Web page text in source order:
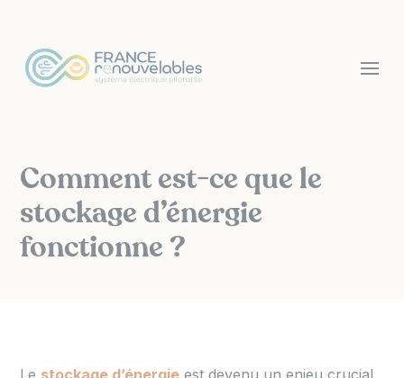
Comment est-ce que le
stockage d’énergie
fonctionne ?